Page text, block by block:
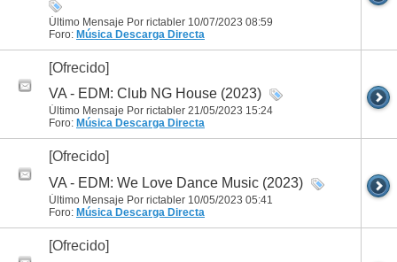
Último Mensaje Por rictabler 10/07/2023 08:59
Foro: Música Descarga Directa
[Ofrecido]
VA - EDM: Club NG House (2023)
Último Mensaje Por rictabler 21/05/2023 15:24
Foro: Música Descarga Directa
[Ofrecido]
VA - EDM: We Love Dance Music (2023)
Último Mensaje Por rictabler 10/05/2023 05:41
Foro: Música Descarga Directa
[Ofrecido]